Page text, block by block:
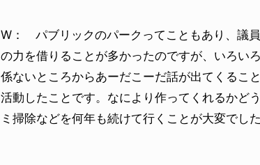
W： パブリックのパークってこともあり、議
の力を借りることが多かったのですが、いろい
係ないところからあーだこーだ話が出てくるこ
活動したことです。なにより作ってくれるかど
ミ掃除などを何年も続けて行くことが大変でした